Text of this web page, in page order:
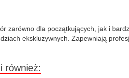
zarówno dla początkujących, jak i
ekskluzywnych. Zapewniają
również: